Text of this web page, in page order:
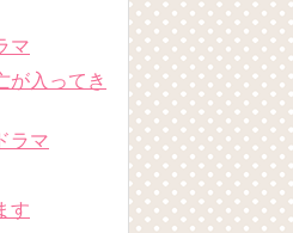
マ
が入ってき
ラマ
す